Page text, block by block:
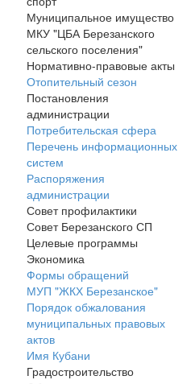
Муниципальное имущество
МКУ "ЦБА Березанского
сельского поселения"
Нормативно-правовые акты
Отопительный сезон
Постановления
администрации
Потребительская сфера
Перечень информационных
систем
Распоряжения
администрации
Совет профилактики
Совет Березанского СП
Целевые программы
Экономика
Формы обращений
МУП "ЖКХ Березанское"
Порядок обжалования
муниципальных правовых
актов
Имя Кубани
Градостроительство